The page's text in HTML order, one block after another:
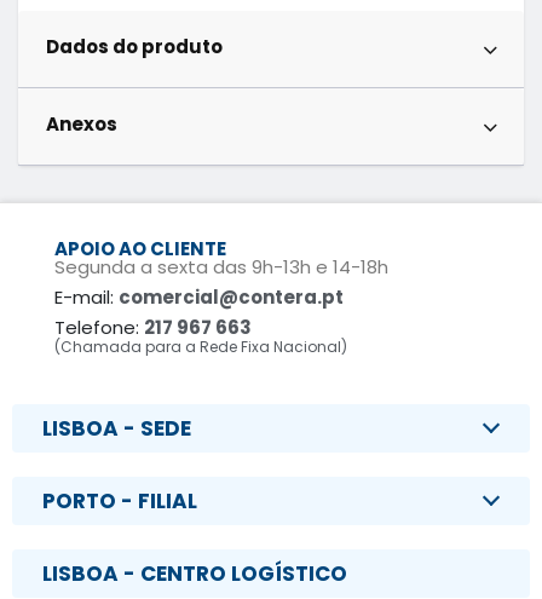
Dados do produto
Anexos
APOIO AO CLIENTE
Segunda a sexta das 9h-13h e 14-18h
E-mail: comercial@contera.pt
Telefone: 217 967 663
(Chamada para a Rede Fixa Nacional)
LISBOA - SEDE
PORTO - FILIAL
LISBOA - CENTRO LOGÍSTICO